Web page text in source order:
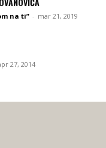
na ti” - mar 21, 2019
27, 2014